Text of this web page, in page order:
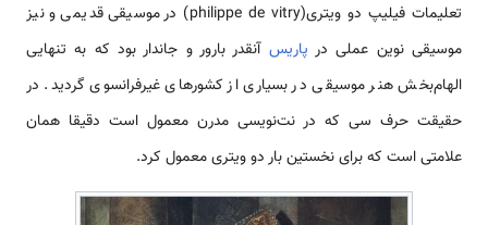
تعلیمات فیلیپ دو ویتری(philippe de vitry) در موسیقی قدیمی و نیز
موسیقی نوین عملی در پاریس آنقدر بارور و جاندار بود که به تنهایی
الهام‌بخش هنر موسیقی در بسیاری از کشورهای غیرفرانسوی گردید. در
حقیقت حرف سی که در نت‌نویسی مدرن معمول است دقیقا همان
علامتی است که برای نخستین بار دو ویتری معمول کرد.